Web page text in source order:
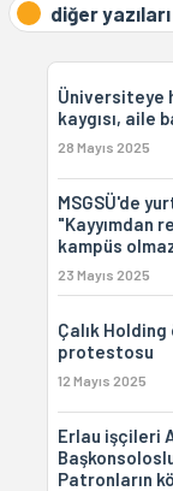
diğer yazıları
Üniversiteye
kaygısı, aile
28 Mayıs 2025
MSGSÜ'de
"Kayyımdan
kampüs
23 Mayıs 2025
Çalık
protestosu
12 Mayıs 2025
Erlau işçileri
Patronların